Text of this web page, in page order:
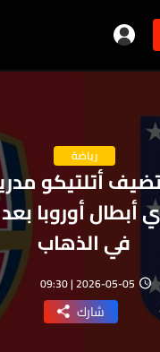
رياضة
أتلتيكو
أوروبا
في الذهاب
2026-05-05 | 09:30
شارك